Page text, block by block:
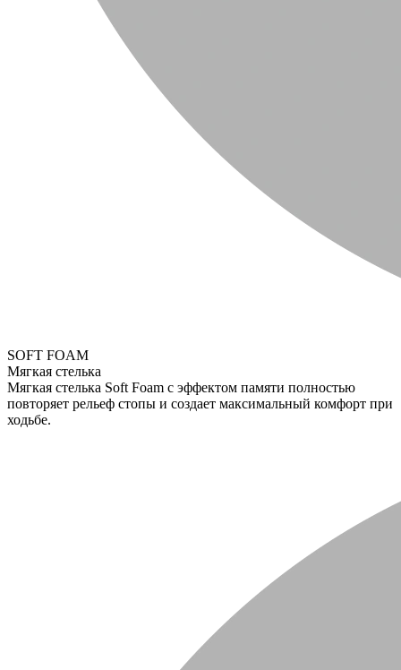
SOFT FOAM
Мягкая стелька
Мягкая стелька Soft Foam с эффектом памяти полностью
повторяет рельеф стопы и создает максимальный комфорт при
ходьбе.